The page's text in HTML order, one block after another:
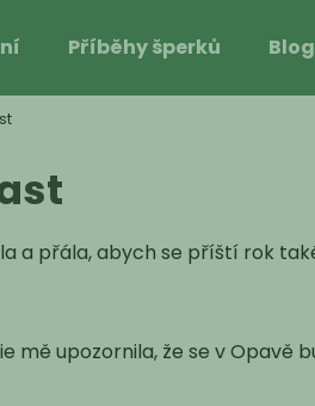
Příběhy šperků Blog
a přála, abych se příští rok
mě upozornila, že se v
najít?